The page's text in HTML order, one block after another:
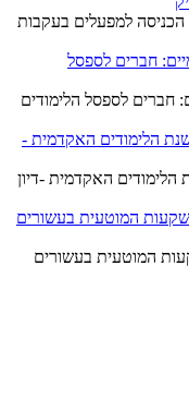
הכניסה למפעלים בעקבות
חברים לספסל הלימודים
האקדמית -דיון
המוטעית בעשורים